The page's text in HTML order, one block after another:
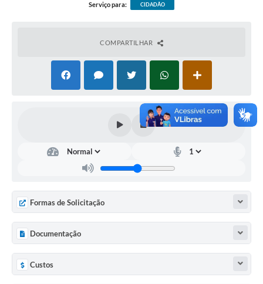
Serviço para: CIDADÃO
COMPARTILHAR
Formas de Solicitação
Documentação
Custos